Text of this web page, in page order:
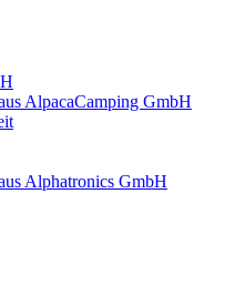
AlpacaCamping GmbH
Alphatronics GmbH